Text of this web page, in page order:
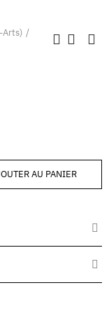
Arts)
AU PANIER